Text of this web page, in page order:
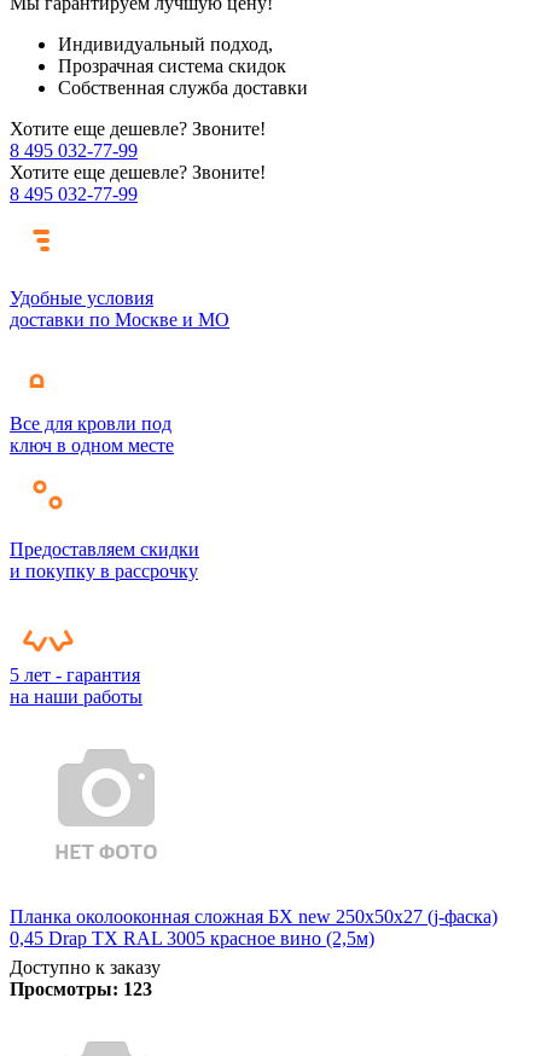
Индивидуальный подход,
Прозрачная система скидок
Собственная служба доставки
Хотите еще дешевле? Звоните!
8 495 032-77-99
Хотите еще дешевле? Звоните!
8 495 032-77-99
Удобные условия
доставки по Москве и МО
Все для кровли под
ключ в одном месте
Предоставляем скидки
и покупку в рассрочку
5 лет - гарантия
на наши работы
Планка околооконная сложная БХ new 250х50х27 (j-фаска)
0,45 Drap TX RAL 3005 красное вино (2,5м)
Доступно к заказу
Просмотры: 123